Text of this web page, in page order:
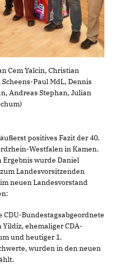
Cem Yalcin, Christian
Paul MdL, Dennis
Andreas Stephan, Julian
positives Fazit der 40.
Westfalen in Kamen.
wurde Daniel
Landesvorsitzenden
neuen Landesvorstand
CDU-Bundestagsabgeordnete
ehemaliger CDA-
und heutiger 1.
wurden in den neuen